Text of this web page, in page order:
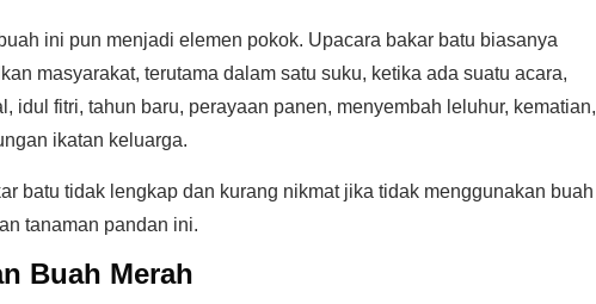
ini pun menjadi elemen pokok. Upacara bakar batu biasanya
masyarakat, terutama dalam satu suku, ketika ada suatu acara,
idul fitri, tahun baru, perayaan panen, menyembah leluhur, kematian,
ikatan keluarga.
batu tidak lengkap dan kurang nikmat jika tidak menggunakan buah
tanaman pandan ini.
Buah Merah